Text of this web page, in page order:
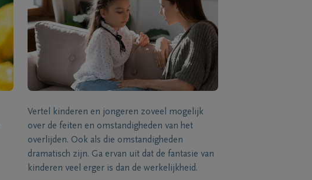
Vertel kinderen en jongeren zoveel mogelijk
over de feiten en omstandigheden van het
overlijden. Ook als die omstandigheden
dramatisch zijn. Ga ervan uit dat de fantasie van
kinderen veel erger is dan de werkelijkheid.